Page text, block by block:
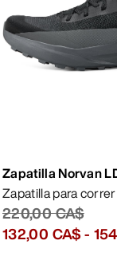
Zapatilla Norvan
Zapatilla para
220,00 CA$
132,00 CA$-